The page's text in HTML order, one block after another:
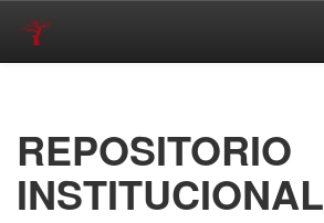
REPOSITORIO
INSTITUCIONAL